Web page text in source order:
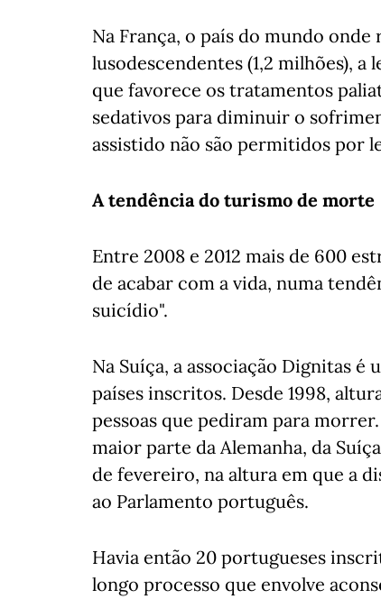
Na França, o país do mundo
lusodescendentes (1,2 milhões),
que favorece os tratamentos
sedativos para diminuir o
assistido não são permitidos por
A tendência do turismo de morte
Entre 2008 e 2012 mais de 600
de acabar com a vida, numa
suicídio".
Na Suíça, a associação Dignitas é
países inscritos. Desde 1998,
pessoas que pediram para
maior parte da Alemanha, da
de fevereiro, na altura em que a
ao Parlamento português.
Havia então 20 portugueses
longo processo que envolve